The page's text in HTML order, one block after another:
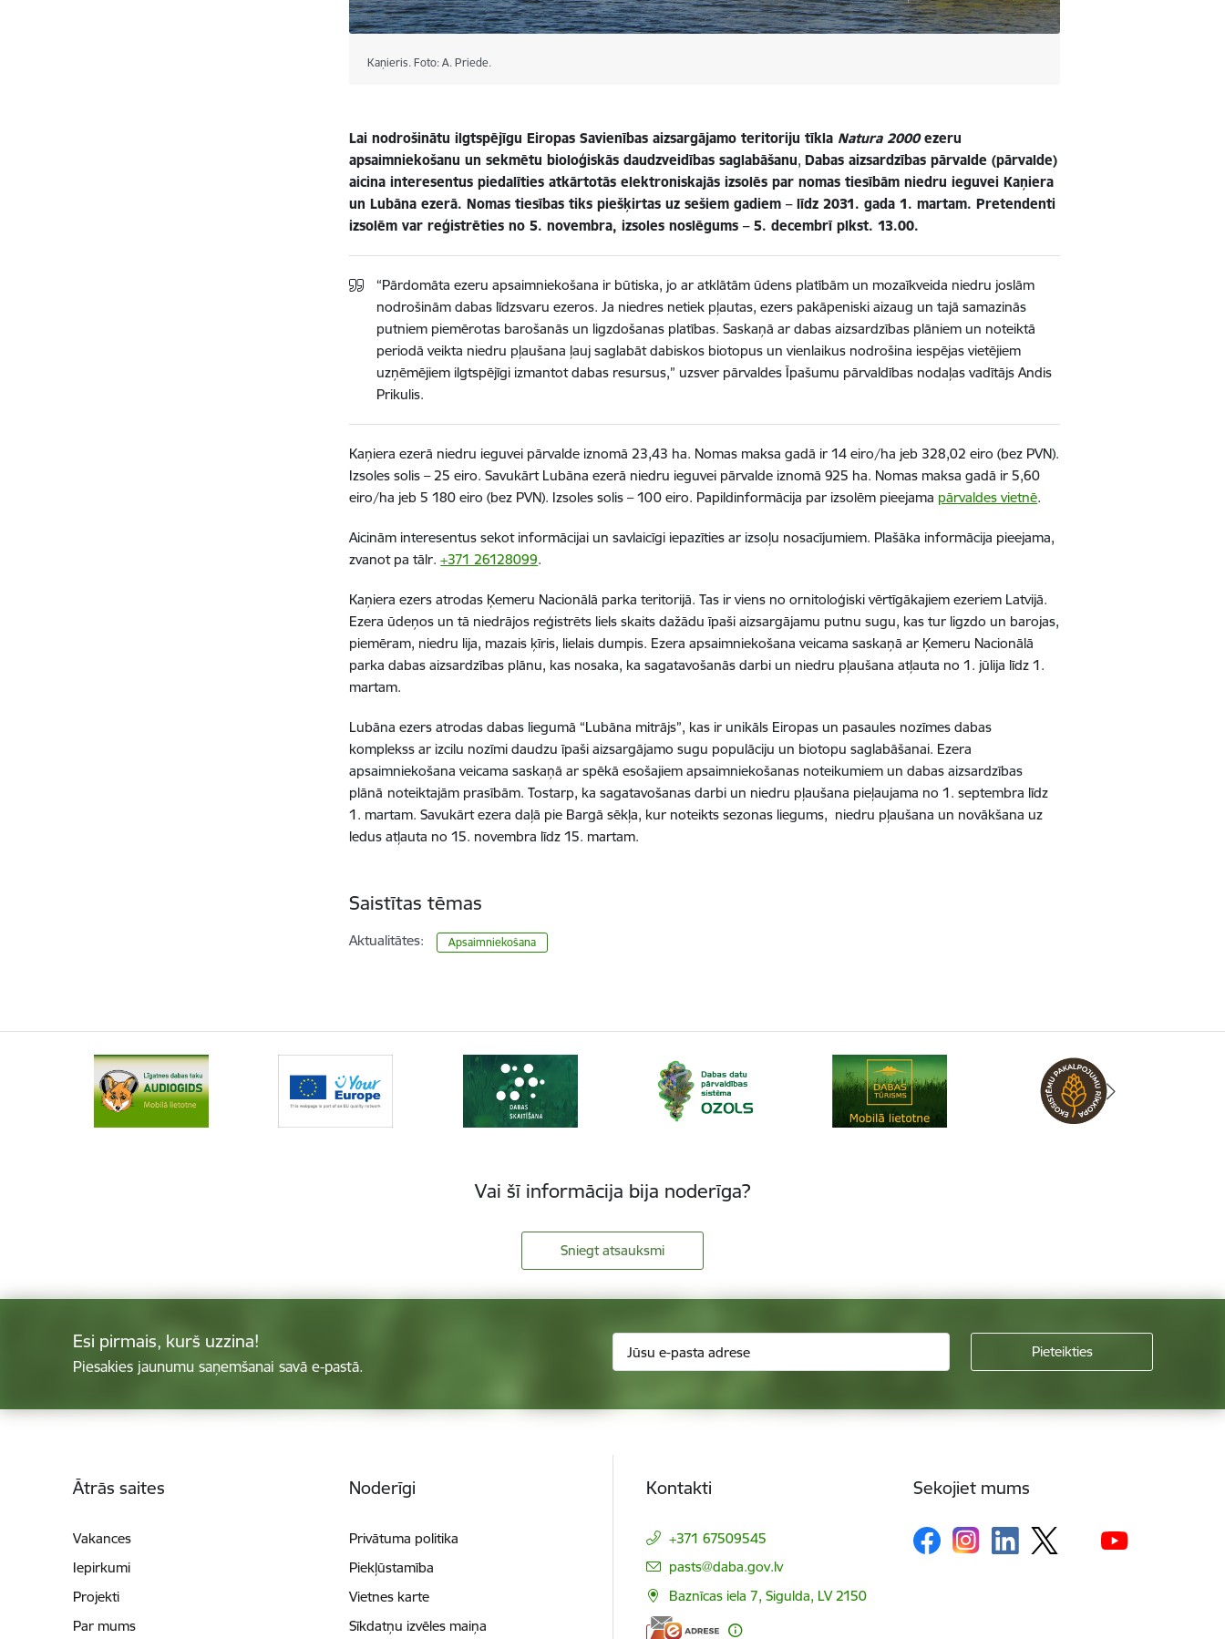
Kaņieris. Foto: A. Priede.
Lai nodrošinātu ilgtspējīgu Eiropas Savienības aizsargājamo teritoriju tīkla Natura 2000ezeru
apsaimniekošanu un sekmētu bioloģiskās daudzveidības saglabāšanu,Dabas aizsardzības pārvalde (pārvalde)
aicina interesentus piedalīties atkārtotās elektroniskajās izsolēs par nomas tiesībām niedru ieguvei Kaņiera
un Lubāna ezerā. Nomas tiesības tiks piešķirtas uz sešiem gadiem – līdz 2031. gada 1. martam. Pretendenti
izsolēm var reģistrēties no 5. novembra, izsoles noslēgums – 5. decembrī plkst. 13.00.
“Pārdomāta ezeru apsaimniekošana ir būtiska, jo ar atklātām ūdens platībām un mozaīkveida niedru joslām
nodrošinām dabas līdzsvaru ezeros. Ja niedres netiek pļautas, ezers pakāpeniski aizaug un tajā samazinās
putniem piemērotas barošanās un ligzdošanas platības. Saskaņā ar dabas aizsardzības plāniem un noteiktā
periodā veikta niedru pļaušana ļauj saglabāt dabiskos biotopus un vienlaikus nodrošina iespējas vietējiem
uzņēmējiem ilgtspējīgi izmantot dabas resursus,” uzsver pārvaldes Īpašumu pārvaldības nodaļas vadītājs Andis
Prikulis.
Kaņiera ezerā niedru ieguvei pārvalde iznomā 23,43 ha. Nomas maksa gadā ir 14 eiro/ha jeb 328,02 eiro (bez PVN).
Izsoles solis – 25 eiro. Savukārt Lubāna ezerā niedru ieguvei pārvalde iznomā 925 ha. Nomas maksa gadā ir 5,60
eiro/ha jeb 5 180 eiro (bez PVN). Izsoles solis – 100 eiro. Papildinformācija par izsolēm pieejama pārvaldes vietnē.
Aicinām interesentus sekot informācijai un savlaicīgi iepazīties ar izsoļu nosacījumiem. Plašāka informācija pieejama,
zvanot pa tālr.+371 26128099.
Kaņiera ezers atrodas Ķemeru Nacionālā parka teritorijā. Tas ir viens no ornitoloģiski vērtīgākajiem ezeriem Latvijā.
Ezera ūdeņos un tā niedrājos reģistrēts liels skaits dažādu īpaši aizsargājamu putnu sugu, kas tur ligzdo un barojas,
piemēram, niedru lija, mazais ķīris, lielais dumpis. Ezera apsaimniekošana veicama saskaņā ar Ķemeru Nacionālā
parka dabas aizsardzības plānu, kas nosaka, ka sagatavošanās darbi un niedru pļaušana atļauta no 1. jūlija līdz 1.
martam.
Lubāna ezers atrodas dabas liegumā “Lubāna mitrājs”, kas ir unikāls Eiropas un pasaules nozīmes dabas
komplekss ar izcilu nozīmi daudzu īpaši aizsargājamo sugu populāciju un biotopu saglabāšanai. Ezera
apsaimniekošana veicama saskaņā ar spēkā esošajiem apsaimniekošanas noteikumiem un dabas aizsardzības
plānā noteiktajām prasībām. Tostarp, ka sagatavošanas darbi un niedru pļaušana pieļaujama no 1. septembra līdz
1. martam. Savukārt ezera daļā pie Bargā sēkļa, kur noteikts sezonas liegums, niedru pļaušana un novākšana uz
ledus atļauta no 15. novembra līdz 15. martam.
Saistītas tēmas
Aktualitātes: Apsaimniekošana
Vai šī informācija bija noderīga?
Sniegt atsauksmi
Esi pirmais, kurš uzzina!
Piesakies jaunumu saņemšanai savā e-pastā.
Ātrās saites
Vakances
Iepirkumi
Projekti
Par mums
Noderīgi
Privātuma politika
Piekļūstamība
Vietnes karte
Sīkdatņu izvēles maiņa
Kontakti
+371 67509545
E-pasts:
pasts@daba.gov.lv
Baznīcas iela 7, Sigulda, LV 2150
Sekojiet mums